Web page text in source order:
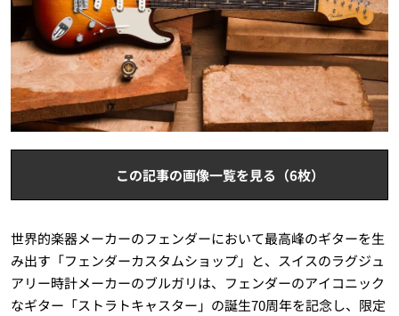
この記事の画像一覧を見る（6枚）
世界的楽器メーカーのフェンダーにおいて最高峰のギターを生
み出す「フェンダーカスタムショップ」と、スイスのラグジュ
アリー時計メーカーのブルガリは、フェンダーのアイコニック
なギター「ストラトキャスター」の誕生70周年を記念し、限定